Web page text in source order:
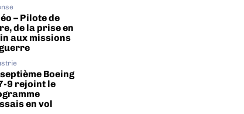
– Pilote de
de la prise en
aux missions
Boeing
9 rejoint le
en vol